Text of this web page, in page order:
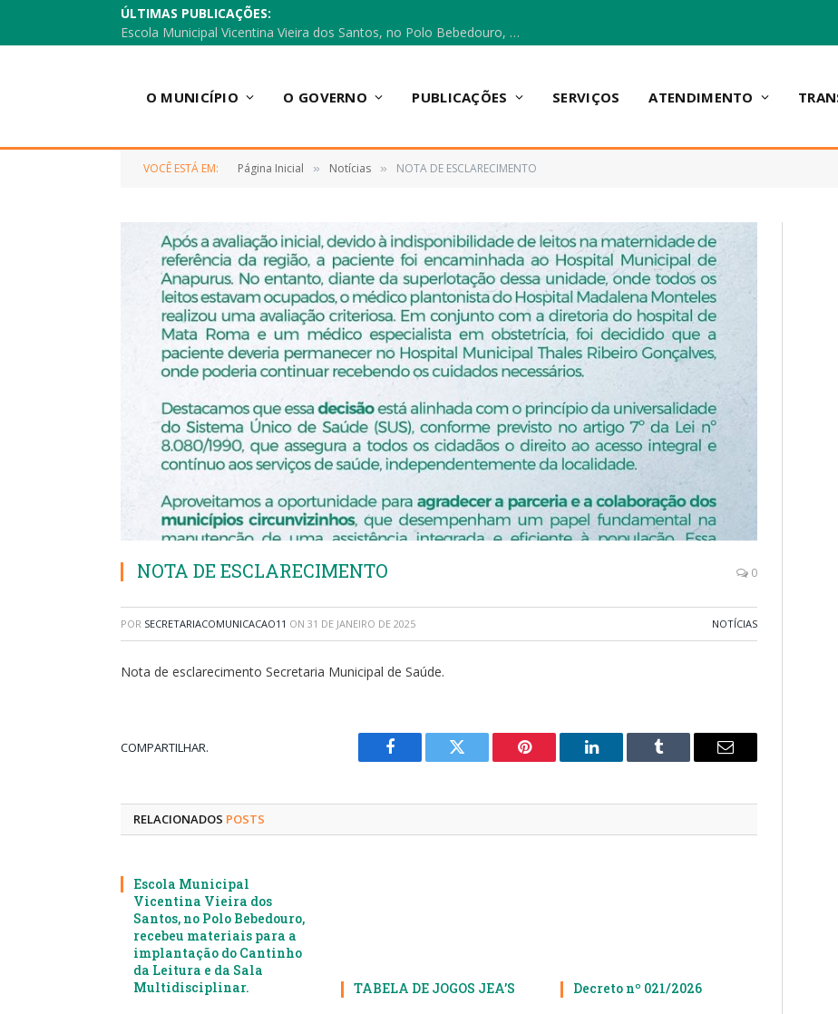
ÚLTIMAS PUBLICAÇÕES:
Escola Municipal Vicentina Vieira dos Santos, no Polo Bebedouro, recebeu materiais para a implantação do Cantinho da Leitura e da Sala Multidisciplinar.
O MUNICÍPIO O GOVERNO PUBLICAÇÕES SERVIÇOS ATENDIMENTO
VOCÊ ESTÁ EM: Página Inicial » Notícias » NOTA DE ESCLARECIMENTO
NOTA DE ESCLARECIMENTO 0
POR SECRETARIACOMUNICACAO11 ON 31 DE JANEIRO DE 2025 NOTÍCIAS
Nota de esclarecimento Secretaria Municipal de Saúde.
COMPARTILHAR.
Facebook Twitter Pinterest LinkedIn Tumblr
E-
RELACIONADOS POSTS
Escola Municipal
Vicentina Vieira dos
Santos, no Polo Bebedouro,
recebeu materiais para a
implantação do Cantinho
da Leitura e da Sala
Multidisciplinar.
TABELA DE JOGOS JEA’S Decreto nº 021/2026